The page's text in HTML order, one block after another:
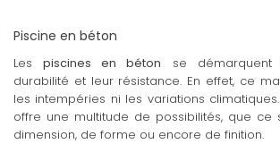
Piscine en béton
Lespiscines en béton se
durabilité et leur résistance. En effet, ce
les intempéries ni les variations
offre une multitude de possibilités, que ce
dimension, de forme ou encore de finition.